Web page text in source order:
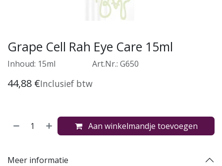
Grape Cell Rah Eye Care 15ml
Inhoud: 15ml ​Art.Nr.: G650
44,88 €Inclusief btw
Aan winkelmandje toevoegen
Meer informatie